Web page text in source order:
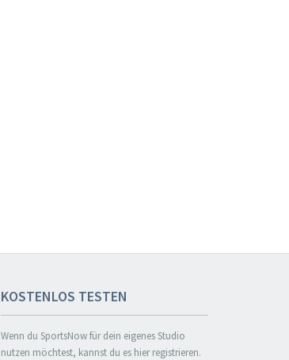
KOSTENLOS TESTEN
Wenn du SportsNow für dein eigenes Studio
nutzen möchtest, kannst du es hier registrieren.